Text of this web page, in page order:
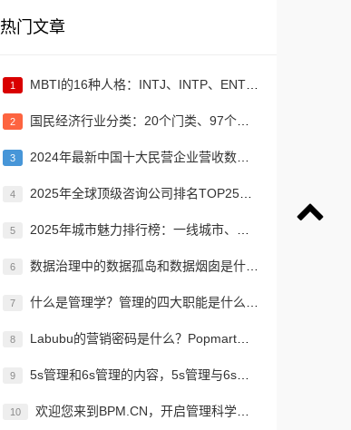
热门文章
1 MBTI的16种人格：INTJ、INTP、ENTJ、ENTP、INFJ、INFP、ENFJ、ENFP、ISTJ、ISFJ、ESTJ、ESFJ、ISTP、ISFP、ESTP、ESFP
2 国民经济行业分类：20个门类、97个大类、473个中类、1382个小类
3 2024年最新中国十大民营企业营收数据 京东、阿里、恒力集团居前三名
4 2025年全球顶级咨询公司排名TOP25：贝恩公司、波士顿咨询、麦肯锡公司等
5 2025年城市魅力排行榜：一线城市、新一线城市、二线城市、三线城市、四线城市、五线城市名单
6 数据治理中的数据孤岛和数据烟囱是什么？如何解决信息孤岛的问题？
7 什么是管理学？管理的四大职能是什么？管理者的横向纵向分类？如何进行有效、高效的管理？
8 Labubu的营销密码是什么？Popmart为什么能让Labubu爆火成为顶流潮玩？
9 5s管理和6s管理的内容，5s管理与6s管理的区别是什么?
10 欢迎您来到BPM.CN，开启管理科学与科技创新之旅！先来认识下BPM是什么吧！